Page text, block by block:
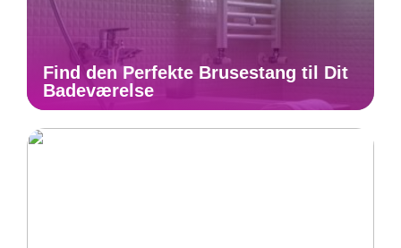
Find den Perfekte Brusestang til Dit
Badeværelse